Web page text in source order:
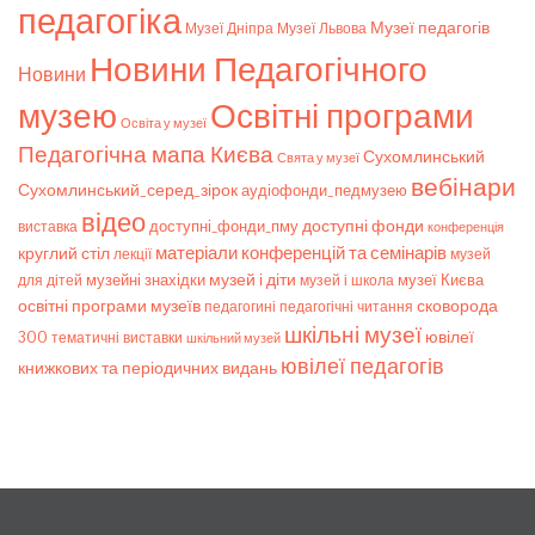
педагогіка Музеї Дніпра Музеї Львова Музеї педагогів
Новини Новини Педагогічного
музею Освіта у музеї Освітні програми
Педагогічна мапа Києва Свята у музеї Сухомлинський
Сухомлинський_серед_зірокаудіофонди_педмузею вебінари
виставка відеодоступні_фонди_пмудоступні фонди конференція
круглий стіл лекції матеріали конференцій та семінарів музей
для дітей музейні знахідки музей і діти музей і школа музеї Києва
освітні програми музеїв педагогині педагогічні читання сковорода
300 тематичні виставки шкільний музей шкільні музеї ювілеї
книжкових та періодичних видань ювілеї педагогів